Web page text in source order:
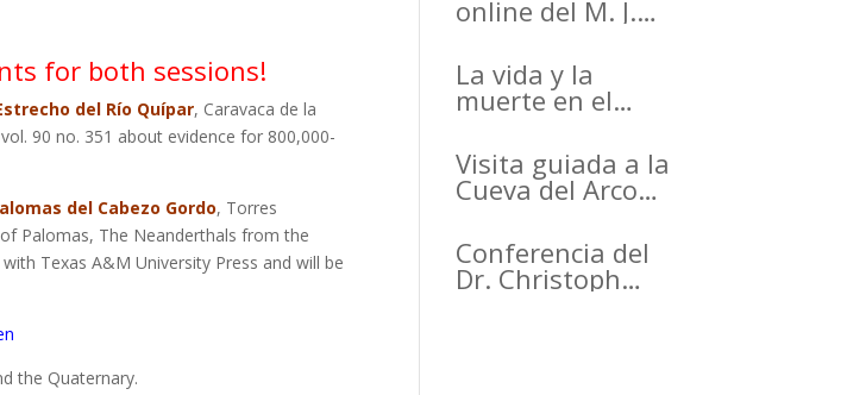
for both sessions!
del Río Quípar, Caravaca de la
90 no. 351 about evidence for 800,000-
del Cabezo Gordo, Torres
Palomas, The Neanderthals from the
Texas A&M University Press and will be
the Quaternary.
la Región de
organizado por el
CDL
online del M. J.
Active Inference
Institute
La vida y la
muerte en el
Arrixaca Life and
death in the
Arrabal of
Visita guiada a la
Cueva del Arco
Conferencia del
Dr. Christoph